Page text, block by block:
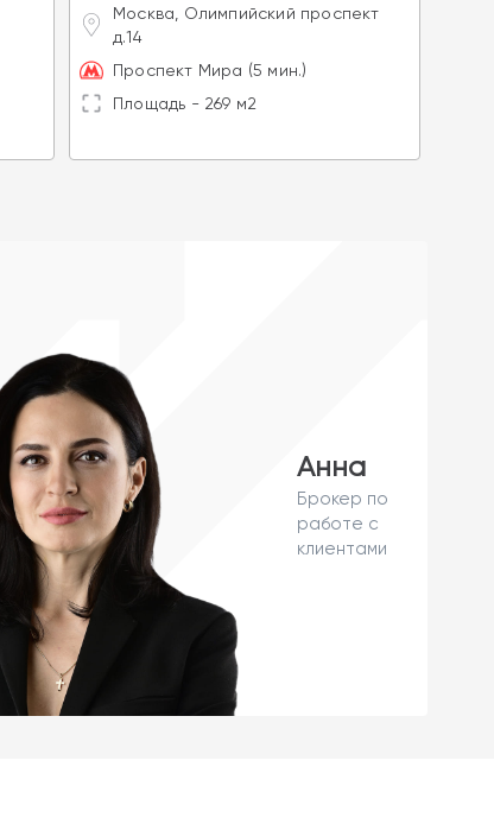
Москва, Олимпийский проспект
д.14
Проспект Мира (5 мин.)
Площадь - 269 м2
Анна
Брокер по
работе с
клиентами